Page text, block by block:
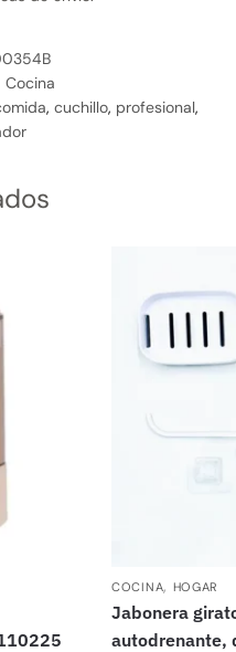
Cocina
, cuchillo, profesional,
COCINA, HOGAR
Jabonera
autodrenante,